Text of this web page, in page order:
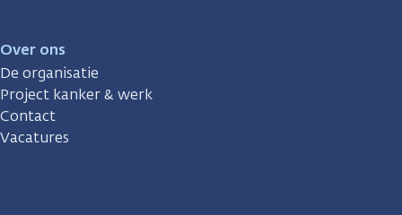
Over ons
De organisatie
Project kanker & werk
Contact
Vacatures